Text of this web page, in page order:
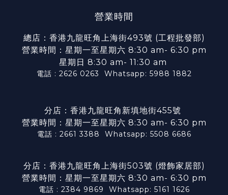
營業時間
總店：香港九龍旺角上海街493號 (工程批發部)
營業時間：星期一至星期六 8:30 am- 6:30 pm
星期日 8:30 am- 11:30 am
電話 : 2626 0263 Whatsapp: 5988 1882
分店：香港九龍旺角新填地街455號
營業時間：星期一至星期六 8:30 am- 6:30 pm
電話 : 2661 3388 Whatsapp: 5508 6686
分店：香港九龍旺角上海街503號 (燈飾家居部)
營業時間：星期一至星期六 8:30 am- 6:30 pm
電話 : 2384 9869 Whatsapp: 5161 1626